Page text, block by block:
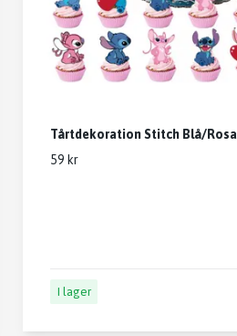
Tårtdekoration Stitch Blå/Rosa
59 kr
I lager